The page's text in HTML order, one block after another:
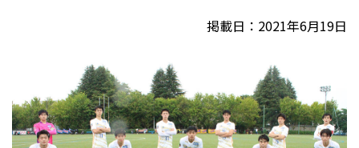
掲載日：2021年6月19日